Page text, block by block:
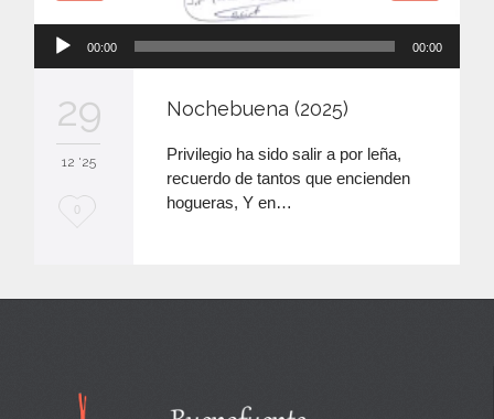
00:00 00:00
29
12 '25
M
0
Nochebuena (2025)
Privilegio ha sido salir a por leña,
recuerdo de tantos que encienden
hogueras, Y en…